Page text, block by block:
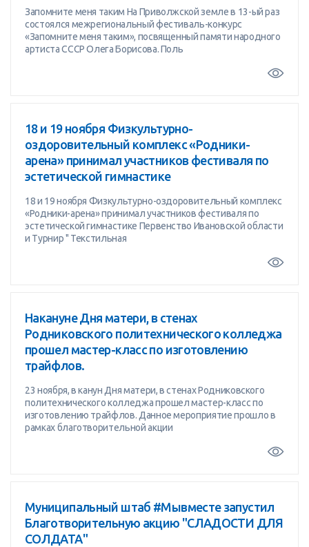
Запомните меня таким На Приволжской земле в 13-ый раз
состоялся межрегиональный фестиваль-конкурс
«Запомните меня таким», посвященный памяти народного
артиста СССР Олега Борисова. Поль
18 и 19 ноября Физкультурно-
оздоровительный комплекс «Родники-
арена» принимал участников фестиваля по
эстетической гимнастике
18 и 19 ноября Физкультурно-оздоровительный комплекс
«Родники-арена» принимал участников фестиваля по
эстетической гимнастике Первенство Ивановской области
и Турнир " Текстильная
Накануне Дня матери, в стенах
Родниковского политехнического колледжа
прошел мастер-класс по изготовлению
трайфлов.
23 ноября, в канун Дня матери, в стенах Родниковского
политехнического колледжа прошел мастер-класс по
изготовлению трайфлов. Данное мероприятие прошло в
рамках благотворительной акции
Муниципальный штаб #Мывместе запустил
Благотворительную акцию "СЛАДОСТИ ДЛЯ
СОЛДАТА"